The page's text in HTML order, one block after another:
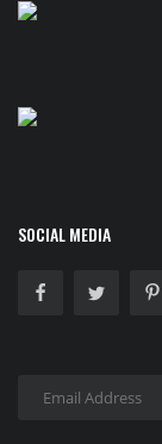
SOCIAL MEDIA